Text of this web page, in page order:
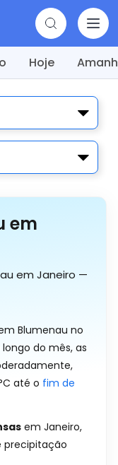
Hoje
em
em Janeiro —
Blumenau no
longo do mês, as
C até o fim de
em Janeiro,
precipitação